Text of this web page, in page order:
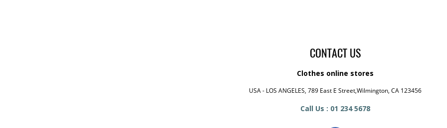
CONTACT US
Clothes online stores
USA - LOS ANGELES, 789 East E Street,Wilmington, CA 123456
Call Us : 01 234 5678